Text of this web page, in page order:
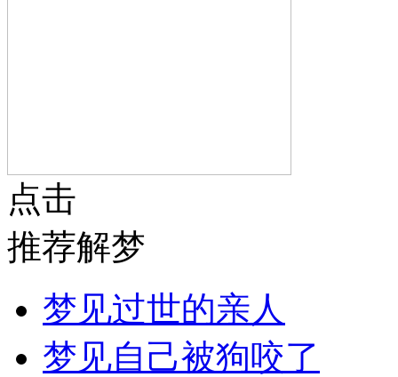
点击
推荐解梦
梦见过世的亲人
梦见自己被狗咬了